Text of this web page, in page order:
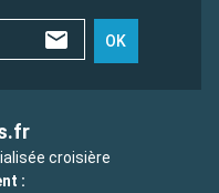
OK
croisière
: